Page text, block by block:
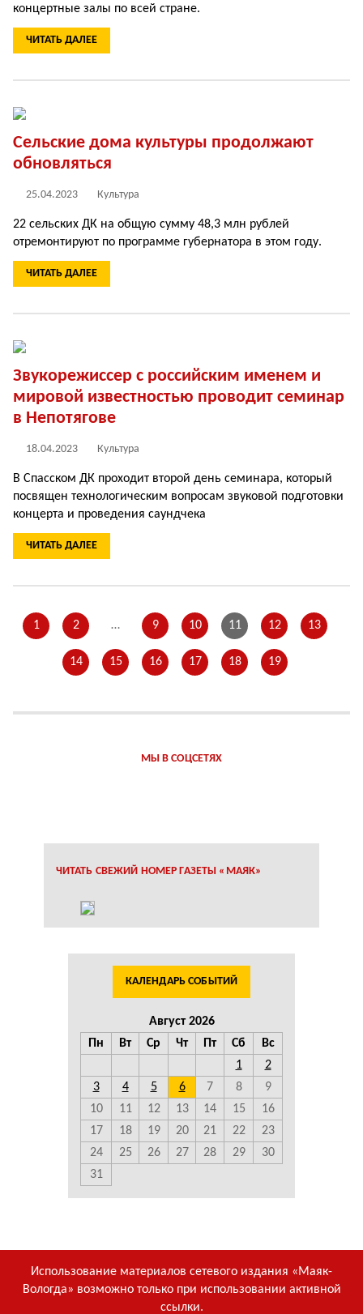
концертные залы по всей стране.
ЧИТАТЬ ДАЛЕЕ
Сельские дома культуры продолжают
обновляться
25.04.2023 Культура
22 сельских ДК на общую сумму 48,3 млн рублей
отремонтируют по программе губернатора в этом году.
ЧИТАТЬ ДАЛЕЕ
Звукорежиссер с российским именем и
мировой известностью проводит семинар
в Непотягове
18.04.2023 Культура
В Спасском ДК проходит второй день семинара, который
посвящен технологическим вопросам звуковой подготовки
концерта и проведения саундчека
ЧИТАТЬ ДАЛЕЕ
1 2 … 9 10 11 12 13
14 15 16 17 18 19
МЫ В СОЦСЕТЯХ
ЧИТАТЬ СВЕЖИЙ НОМЕР ГАЗЕТЫ «МАЯК»
КАЛЕНДАРЬ СОБЫТИЙ
Август 2026
Пн
Вт Ср Чт Пт Сб
Вс
1
2
3
4 5 6 7 8
9
10
11 12 13 14 15
16
17
18 19 20 21 22
23
24
25 26 27 28 29
30
31
Использование материалов сетевого издания «Маяк-
Вологда» возможно только при использовании активной
ссылки.